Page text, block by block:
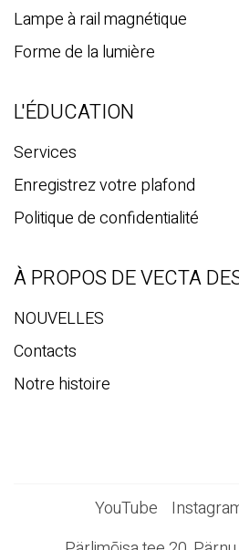
Lampe à rail magnétique
Forme de la lumière
L'ÉDUCATION
Services
Enregistrez votre plafond
Politique de confidentialité
À PROPOS DE VECTA
NOUVELLES
Contacts
Notre histoire
YouTube